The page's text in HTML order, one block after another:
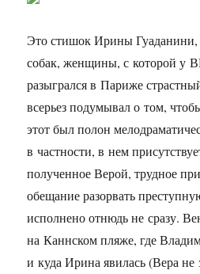
Это стишок Ирины Гуаданини,
собак, женщины, с которой у
разыгрался в Париже
всерьез подумывал о том,
этот был полон
в частности, в нем
полученное Верой, трудное
обещание разорвать
исполнено отнюдь не сразу.
на Каннском пляже, где
и куда Ирина явилась (Вера не